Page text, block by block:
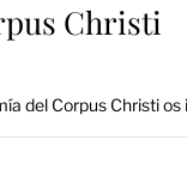
Christi
del Corpus Christi